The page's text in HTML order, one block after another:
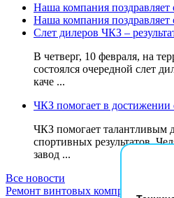
Наша компания поздравляет
Наша компания поздравляет
Слет дилеров ЧКЗ –
В четверг, 10 февраля, на
состоялся очередной слет
каче ...
ЧКЗ помогает в достижении
ЧКЗ помогает талантливым
спортивных результатов.
завод ...
Все новости
Ремонт винтовых компрессоров